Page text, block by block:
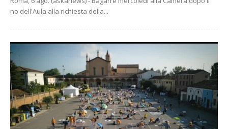
no dell'Aula alla richiesta della...